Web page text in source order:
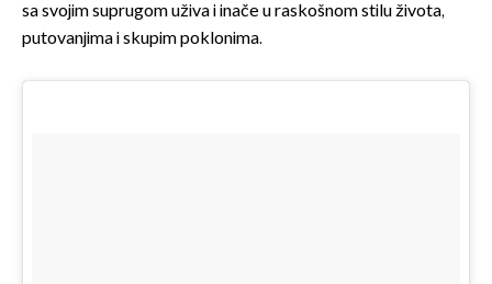
sa svojim suprugom uživa i inače u raskošnom stilu života,
putovanjima i skupim poklonima.